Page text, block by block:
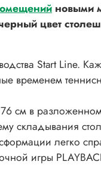
новыми
цвет
Start Line.
временем
см в
складывания
легко
игры